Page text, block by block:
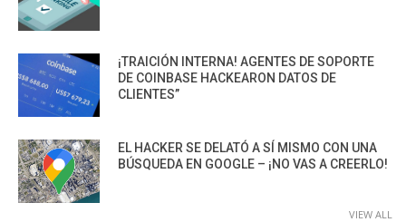
¡TRAICIÓN INTERNA! AGENTES DE SOPORTE
DE COINBASE HACKEARON DATOS DE
CLIENTES”
EL HACKER SE DELATÓ A SÍ MISMO CON UNA
BÚSQUEDA EN GOOGLE – ¡NO VAS A CREERLO!
VIEW ALL